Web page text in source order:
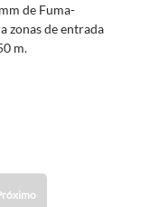
de Fuma-
zonas de entrada
m.